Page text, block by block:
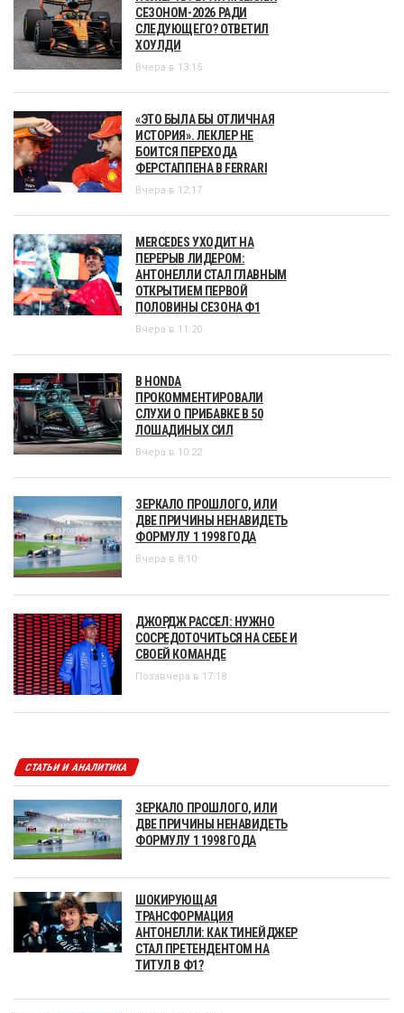
СЕЗОНОМ-2026 РАДИ
СЛЕДУЮЩЕГО? ОТВЕТИЛ
ХОУЛДИ
Вчера в 13:15
«ЭТО БЫЛА БЫ ОТЛИЧНАЯ
ИСТОРИЯ». ЛЕКЛЕР НЕ
БОИТСЯ ПЕРЕХОДА
ФЕРСТАППЕНА В FERRARI
Вчера в 12:17
MERCEDES УХОДИТ НА
ПЕРЕРЫВ ЛИДЕРОМ:
АНТОНЕЛЛИ СТАЛ ГЛАВНЫМ
ОТКРЫТИЕМ ПЕРВОЙ
ПОЛОВИНЫ СЕЗОНА Ф1
Вчера в 11:20
В HONDA
ПРОКОММЕНТИРОВАЛИ
СЛУХИ О ПРИБАВКЕ В 50
ЛОШАДИНЫХ СИЛ
Вчера в 10:22
ЗЕРКАЛО ПРОШЛОГО, ИЛИ
ДВЕ ПРИЧИНЫ НЕНАВИДЕТЬ
ФОРМУЛУ 1 1998 ГОДА
Вчера в 8:10
ДЖОРДЖ РАССЕЛ: НУЖНО
СОСРЕДОТОЧИТЬСЯ НА СЕБЕ И
СВОЕЙ КОМАНДЕ
Позавчера в 17:18
СТАТЬИ И АНАЛИТИКА
ЗЕРКАЛО ПРОШЛОГО, ИЛИ
ДВЕ ПРИЧИНЫ НЕНАВИДЕТЬ
ФОРМУЛУ 1 1998 ГОДА
ШОКИРУЮЩАЯ
ТРАНСФОРМАЦИЯ
АНТОНЕЛЛИ: КАК ТИНЕЙДЖЕР
СТАЛ ПРЕТЕНДЕНТОМ НА
ТИТУЛ В Ф1?